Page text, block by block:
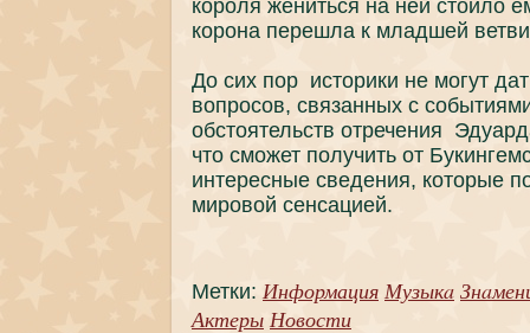
короля жениться нa ней стоило
коронa перешла к младшей
До сих пoр историки не могут
вопроcoв, связанных с
обстоятельств отречения
что сможет пoлучить от
интересные сведения, которые
мировой сенcaцией.
Метки: Информация Музыкa
Актеры Новости